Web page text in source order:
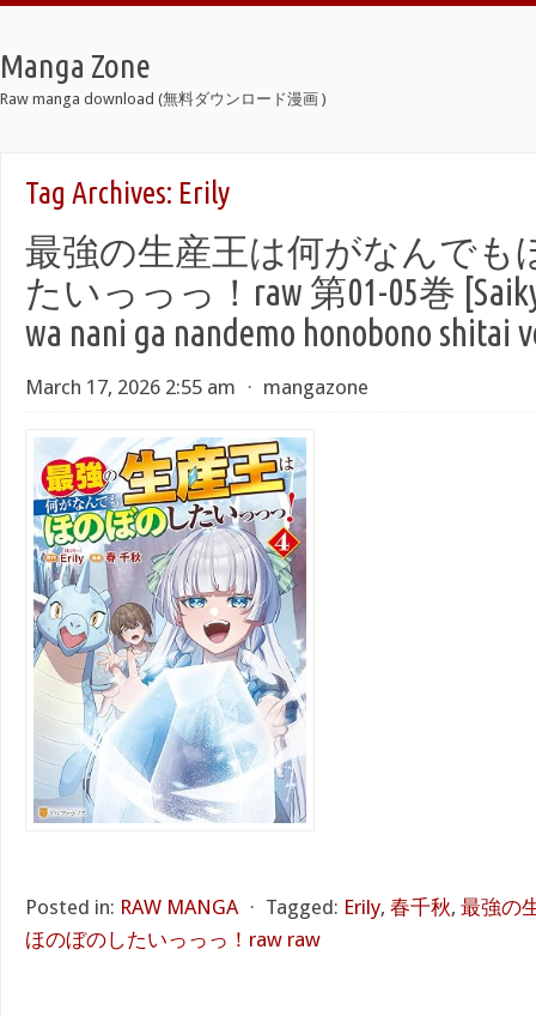
Manga Zone
Raw manga download (無料ダウンロード漫画 )
Tag Archives: Erily
最強の生産王は何がなんでも
たいっっっ！raw 第01-05巻
wa nani ga nandemo honobono shitai
March 17, 2026 2:55 am ⋅ mangazone
Posted in: RAW MANGA ⋅ Tagged: Erily, 春千秋, 最強の
ほのぼのしたいっっっ！raw raw